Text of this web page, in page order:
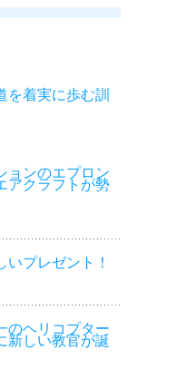
を着実に歩む訓
ョンのエプロン
アクラフトが勢
プレゼント！
ヘリコプター
新しい教官が誕